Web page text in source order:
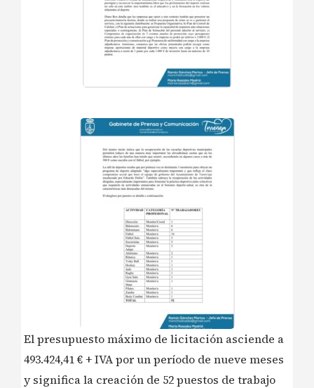
El presupuesto máximo de licitación asciende a
493.424,41 € + IVA por un período de nueve meses
y significa la creación de 52 puestos de trabajo